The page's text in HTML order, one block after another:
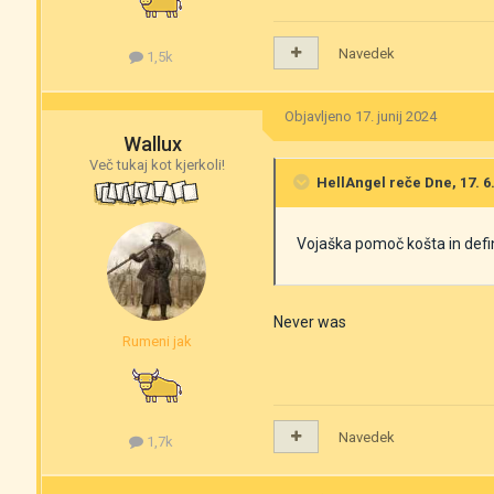
1,5k Navedek
Wallux
Več tukaj kot kjerkoli!
Rumeni jak
1,7k
Objavljeno 17. junij 2024
HellAngel reče Dne, 17.
Vojaška pomoč košta in
Never was
Navedek